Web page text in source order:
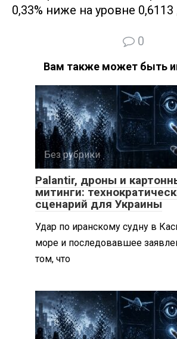
0,33% ниже на уровне
0
Вам также может быть
Без рубрики
Palantir, дроны и
митинги:
сценарий для Украины
Удар по иранскому судну в
море и последовавшее
том, что